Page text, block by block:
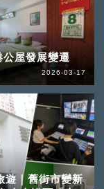
屋發展變遷
2026-03-17
遊｜舊街市變新